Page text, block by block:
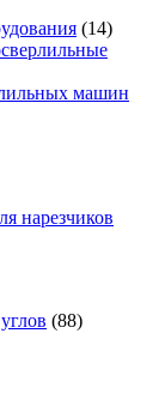
(14)
машин
нарезчиков
(88)